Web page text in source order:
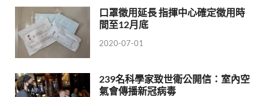
口罩徵用延長 指揮中心確定徵用時
間至12月底
2020-07-01
239名科學家致世衛公開信：室內空
氣會傳播新冠病毒